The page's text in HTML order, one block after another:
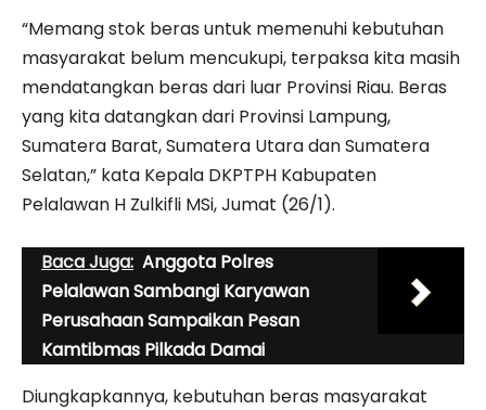
“Memang stok beras untuk memenuhi kebutuhan
masyarakat belum mencukupi, terpaksa kita masih
mendatangkan beras dari luar Provinsi Riau. Beras
yang kita datangkan dari Provinsi Lampung,
Sumatera Barat, Sumatera Utara dan Sumatera
Selatan,” kata Kepala DKPTPH Kabupaten
Pelalawan H Zulkifli MSi, Jumat (26/1).
Baca Juga: Anggota Polres
Pelalawan Sambangi Karyawan
Perusahaan Sampaikan Pesan
Kamtibmas Pilkada Damai
Diungkapkannya, kebutuhan beras masyarakat